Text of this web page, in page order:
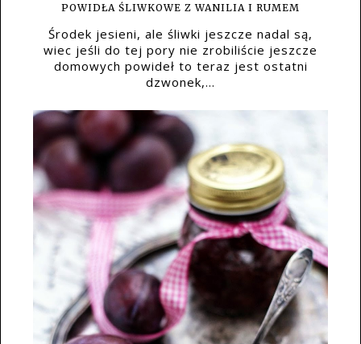
POWIDŁA ŚLIWKOWE Z WANILIA I RUMEM
Środek jesieni, ale śliwki jeszcze nadal są,
wiec jeśli do tej pory nie zrobiliście jeszcze
domowych powideł to teraz jest ostatni
dzwonek,...